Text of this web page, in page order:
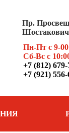
Пр.
Пн-Пт с 9-00
Сб-Вс с
+7 (812) 679-
+7 (921) 556-